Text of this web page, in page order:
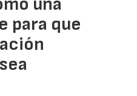
para que